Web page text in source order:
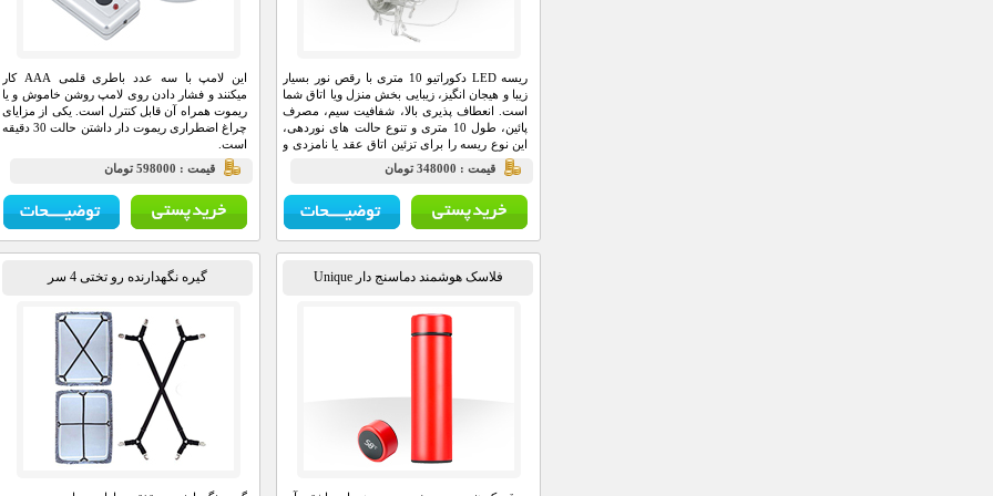
ریسه LED دکوراتیو 10 متری با رقص نور بسیار
زیبا و هیجان انگیز، زیبایی بخش منزل ویا اتاق شما
است. انعطاف پذیری بالا، شفافیت سیم، مصرف
پائین، طول 10 متری و تنوع حالت های نوردهی،
این نوع ریسه را برای تزئین اتاق عقد یا نامزدی و
جشن تولد، تزئین درخت کریسمس، دور پنجره ها،
دور آلاچیق و ... ساخته است.
قيمت : 348000 تومان
این لامپ با سه عدد باطری قلمی AAA کار
میکنند و فشار دادن روی لامپ روشن خاموش و یا
ریموت همراه آن قابل کنترل است. یکی از مزایای
چراغ اضطراری ریموت دار داشتن حالت 30 دقیقه‌
است.
قيمت : 598000 تومان
فلاسک هوشمند دماسنج دار Unique گیره نگهدارنده رو تختی 4 سر